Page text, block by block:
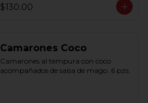
$130.00
Camarones Coco
Camarones al tempura con coco
acompañados de salsa de mago. 6 pzs.